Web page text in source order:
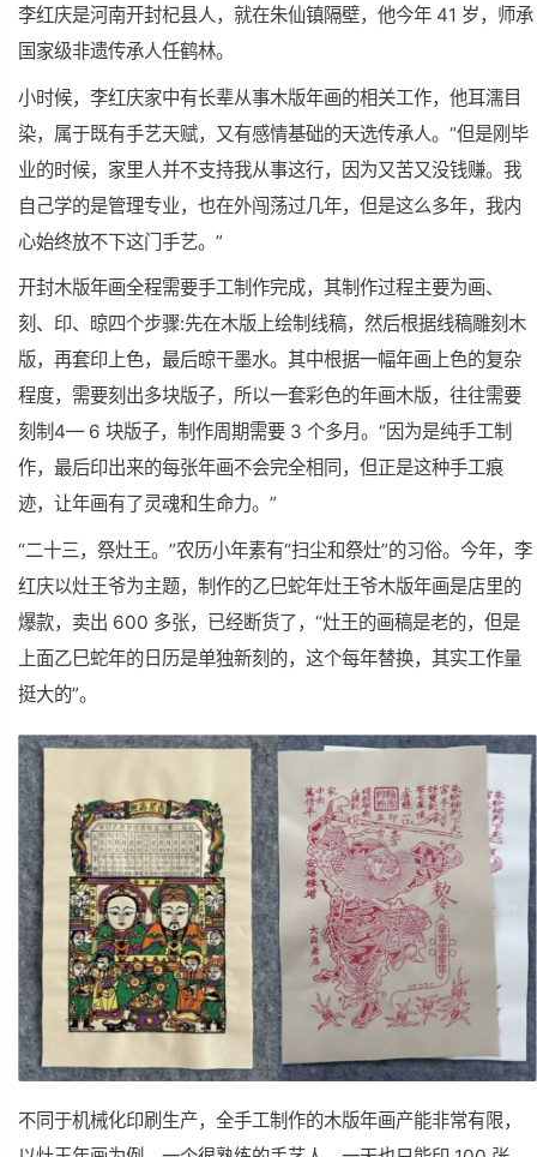
李红庆是河南开封杞县人，就在朱仙镇隔壁，他今年 41 岁，师承
国家级非遗传承人任鹤林。
小时候，李红庆家中有长辈从事木版年画的相关工作，他耳濡目
染，属于既有手艺天赋，又有感情基础的天选传承人。“但是刚毕
业的时候，家里人并不支持我从事这行，因为又苦又没钱赚。我
自己学的是管理专业，也在外闯荡过几年，但是这么多年，我内
心始终放不下这门手艺。”
开封木版年画全程需要手工制作完成，其制作过程主要为画、
刻、印、晾四个步骤:先在木版上绘制线稿，然后根据线稿雕刻木
版，再套印上色，最后晾干墨水。其中根据一幅年画上色的复杂
程度，需要刻出多块版子，所以一套彩色的年画木版，往往需要
刻制4— 6 块版子，制作周期需要 3 个多月。“因为是纯手工制
作，最后印出来的每张年画不会完全相同，但正是这种手工痕
迹，让年画有了灵魂和生命力。”
“二十三，祭灶王。”农历小年素有“扫尘和祭灶”的习俗。今年，李
红庆以灶王爷为主题，制作的乙巳蛇年灶王爷木版年画是店里的
爆款，卖出 600 多张，已经断货了，“灶王的画稿是老的，但是
上面乙巳蛇年的日历是单独新刻的，这个每年替换，其实工作量
挺大的”。
不同于机械化印刷生产，全手工制作的木版年画产能非常有限，